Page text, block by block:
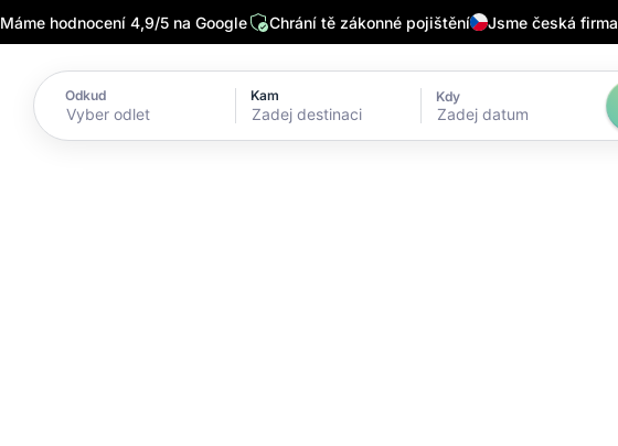
Máme hodnocení 4,9/5 na Google Chrání tě zákonné pojištění Jsme česká firma
Odkud Kam Kdy
Zadej datum